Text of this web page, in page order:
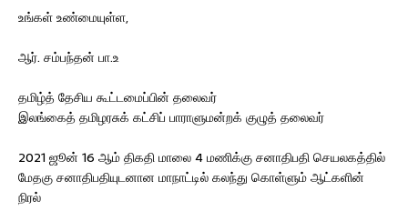
உங்கள் உண்மையுள்ள,
ஆர். சம்பந்தன் பா.உ
தமிழ்த் தேசிய கூட்டமைப்பின் தலைவர்
இலங்கைத் தமிழரசுக் கட்சிப் பாராளுமன்றக் குழுத் தலைவர்
2021 ஜூன் 16 ஆம் திகதி மாலை 4 மணிக்கு சனாதிபதி செயலகத்தில்
மேதகு சனாதிபதியுடனான மாநாட்டில் கலந்து கொள்ளும் ஆட்களின்
நிரல்